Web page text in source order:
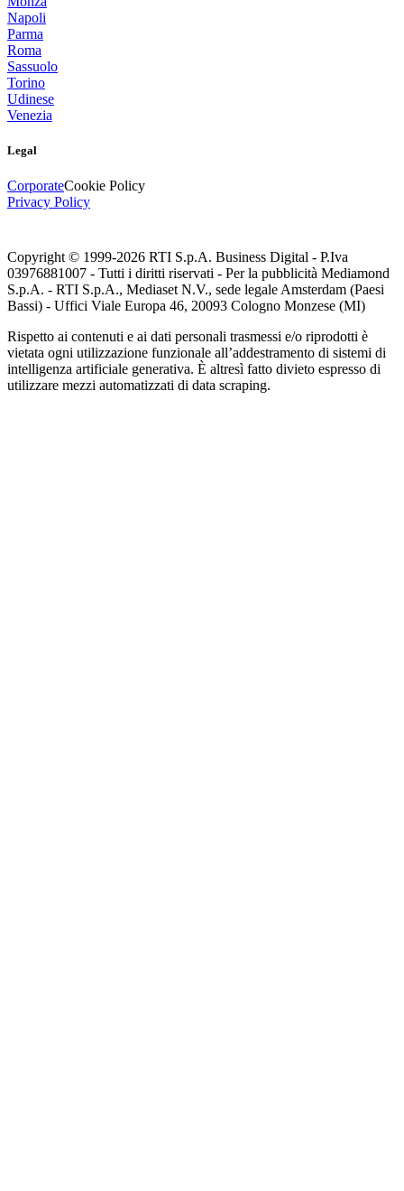
Napoli
Parma
Roma
Sassuolo
Torino
Udinese
Venezia
Legal
CorporateCookie Policy
Privacy Policy
Copyright © 1999-2026 RTI S.p.A. Business Digital - P.Iva
03976881007 - Tutti i diritti riservati - Per la pubblicità Mediamond
S.p.A. - RTI S.p.A., Mediaset N.V., sede legale Amsterdam (Paesi
Bassi) - Uffici Viale Europa 46, 20093 Cologno Monzese (MI)
Rispetto ai contenuti e ai dati personali trasmessi e/o riprodotti è
vietata ogni utilizzazione funzionale all’addestramento di sistemi di
intelligenza artificiale generativa. È altresì fatto divieto espresso di
utilizzare mezzi automatizzati di data scraping.